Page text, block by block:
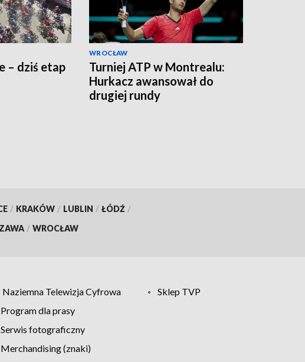
– dziś etap
WROCŁAW
Turniej ATP w Montrealu:
Hurkacz awansował do
drugiej rundy
/ KRAKÓW / LUBLIN / ŁÓDŹ /
/ WROCŁAW
Naziemna Telewizja Cyfrowa
Sklep TVP
Program dla prasy
Serwis fotograficzny
Merchandising (znaki)